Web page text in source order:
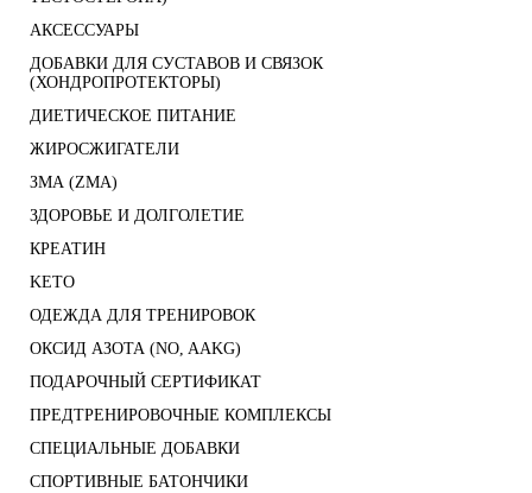
АКСЕССУАРЫ
ДОБАВКИ ДЛЯ СУСТАВОВ И СВЯЗОК
(ХОНДРОПРОТЕКТОРЫ)
ДИЕТИЧЕСКОЕ ПИТАНИЕ
ЖИРОСЖИГАТЕЛИ
ЗМА (ZMA)
ЗДОРОВЬЕ И ДОЛГОЛЕТИЕ
КРЕАТИН
KETO
ОДЕЖДА ДЛЯ ТРЕНИРОВОК
ОКСИД АЗОТА (NO, AAKG)
ПОДАРОЧНЫЙ СЕРТИФИКАТ
ПРЕДТРЕНИРОВОЧНЫЕ КОМПЛЕКСЫ
СПЕЦИАЛЬНЫЕ ДОБАВКИ
СПОРТИВНЫЕ БАТОНЧИКИ